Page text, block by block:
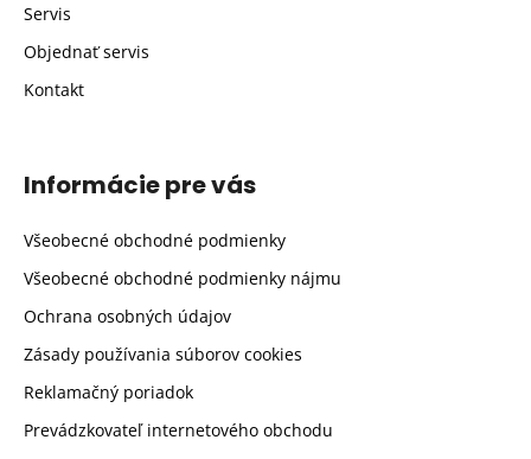
Servis
Objednať servis
Kontakt
Informácie pre vás
Všeobecné obchodné podmienky
Všeobecné obchodné podmienky nájmu
Ochrana osobných údajov
Zásady používania súborov cookies
Reklamačný poriadok
Prevádzkovateľ internetového obchodu